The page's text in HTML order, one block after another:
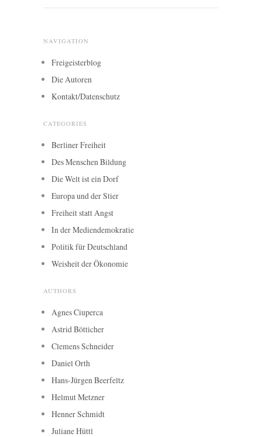
NAVIGATION
Freigeisterblog
Die Autoren
Kontakt/Datenschutz
CATEGORIES
Berliner Freiheit
Des Menschen Bildung
Die Welt ist ein Dorf
Europa und der Stier
Freiheit statt Angst
In der Mediendemokratie
Politik für Deutschland
Weisheit der Ökonomie
AUTHORS
Agnes Ciuperca
Astrid Bötticher
Clemens Schneider
Daniel Orth
Hans-Jürgen Beerfeltz
Helmut Metzner
Henner Schmidt
Juliane Hüttl